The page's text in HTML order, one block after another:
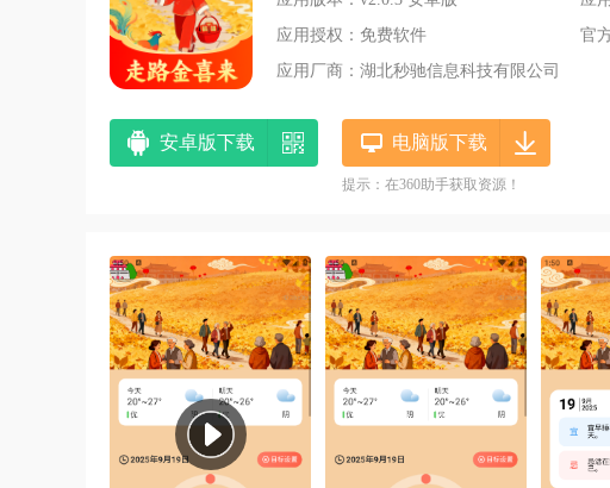
应用授权：免费软件
官
应用厂商：湖北秒驰信息科技有限公司
安卓版下载 电脑版下载
提示：在360助手获取资源！